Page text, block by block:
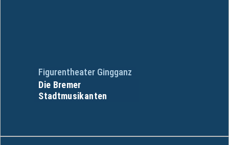
Figurentheater Gingganz
Die Bremer
Stadtmusikanten